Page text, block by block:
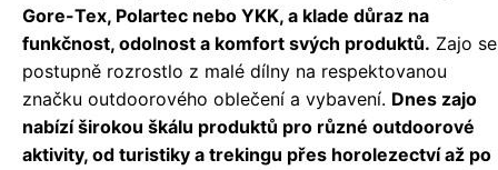
Gore-Tex, Polartec nebo YKK, a klade důraz na
funkčnost, odolnost a komfort svých produktů. Zajo se
postupně rozrostlo z malé dílny na respektovanou
značku outdoorového oblečení a vybavení. Dnes zajo
nabízí širokou škálu produktů pro různé outdoorové
aktivity, od turistiky a trekingu přes horolezectví až po